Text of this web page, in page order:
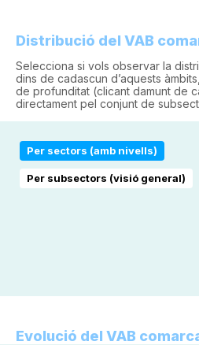
Distribució del VAB
Selecciona si vols observar la
dins de cadascun d’aquests
de profunditat (clicant damunt de
directament pel conjunt de
Per sectors (amb nivells)
Per subsectors (visió general)
Evolució del VAB